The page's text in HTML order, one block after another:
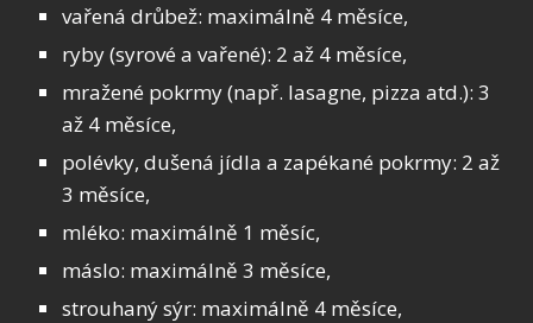
vařená drůbež: maximálně 4 měsíce,
ryby (syrové a vařené): 2 až 4 měsíce,
mražené pokrmy (např. lasagne, pizza atd.): 3
až 4 měsíce,
polévky, dušená jídla a zapékané pokrmy: 2 až
3 měsíce,
mléko: maximálně 1 měsíc,
máslo: maximálně 3 měsíce,
strouhaný sýr: maximálně 4 měsíce,